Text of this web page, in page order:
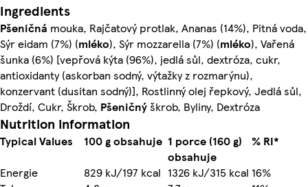
Ingredients
Pšeničná mouka, Rajčatový protlak, Ananas (14%), Pitná voda,
Sýr eidam (7%) (mléko), Sýr mozzarella (7%) (mléko), Vařená
šunka (6%) [vepřová kýta (96%), jedlá sůl, dextróza, cukr,
antioxidanty (askorban sodný, výtažky z rozmarýnu),
konzervant (dusitan sodný)], Rostlinný olej řepkový, Jedlá sůl,
Droždí, Cukr, Škrob, Pšeničnýškrob, Byliny, Dextróza
Nutrition information
Typical Values 100 g obsahuje 1 porce (160 g)
obsahuje
% RI*
Energie
829 kJ/197 kcal 1326 kJ/315 kcal 16%